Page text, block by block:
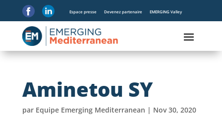
Espace presse Devenez partenaire EMERGING Valley
Aminetou SY
par Equipe Emerging Mediterranean | Nov 30, 2020